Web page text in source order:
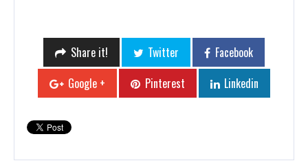
Share it! Twitter
Facebook
Google +
Pinterest Linkedin